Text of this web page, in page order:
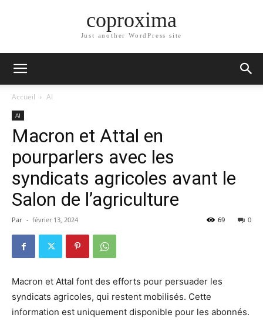
coproxima
Just another WordPress site
Accueil AI
AI
Macron et Attal en
pourparlers avec les
syndicats agricoles avant le
Salon de l’agriculture
Par - février 13, 2024 0
69
Macron et Attal font des efforts pour persuader les
syndicats agricoles, qui restent mobilisés. Cette
information est uniquement disponible pour les abonnés.